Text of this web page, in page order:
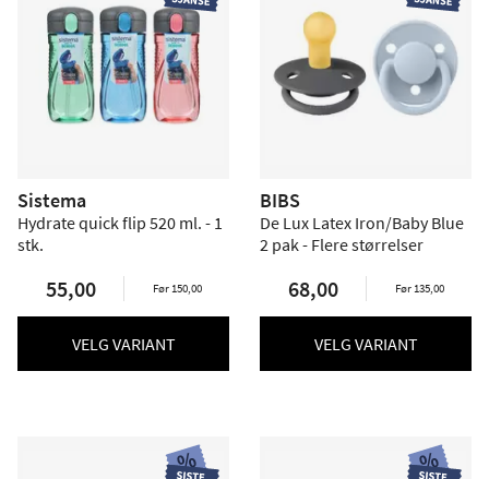
Sistema
Hydrate quick flip 520 ml. - 1
stk.
55,00 Før 150,00
VELG VARIANT
BIBS
De Lux Latex Iron/Baby Blue
2 pak - Flere størrelser
68,00 Før 135,00
VELG VARIANT